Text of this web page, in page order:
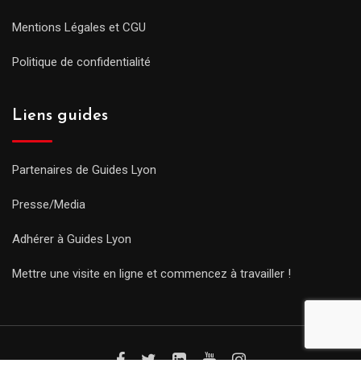
Mentions Légales et CGU
Politique de confidentialité
Liens guides
Partenaires de Guides Lyon
Presse/Media
Adhérer à Guides Lyon
Mettre une visite en ligne et commencez à travailler !